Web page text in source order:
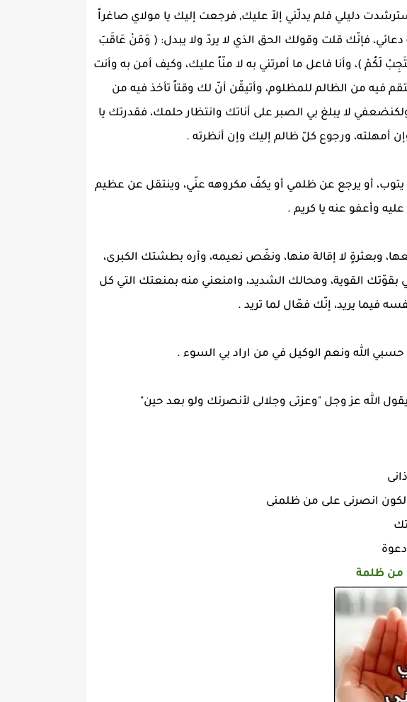
دليلي فلم يدلّني إلاّ عليك, فرجعت إليك يا مولاي صاغراً
دعائي، فإنّك قلت وقولك الحق الذي ﻻ يردّ ولا يبدل: ( وَمَنْ عَاقَبَ
)، وأنا فاعل ما أمرتني به لا منّاً عليك، وكيف أمن به وأنت
فيه من الظالم للمظلوم، وأتيقّن أنّ لك وقتاً تأخذ فيه من
ﻻ يبلغ بي الصبر على أناتك وانتظار حلمك، فقدرتك يا
ورجوع كلّ ظالم إليك وإن أنظرته .
يتوب، أو يرجع عن ظلمي أو يكفّ مكروهه عنّي، وينتقل عن عظيم
وأعفو عنه يا كريم .
وبعثرةٍ ﻻ إقالة منها، ونغّص نعيمه، وأره بطشتك الكبرى،
القوية، ومحالك الشديد، وامنعني منه بمنعتك التي كل
فيما يريد، إنّك فعّال لما تريد .
الله ونعم الوكيل في من اراد بي السوء .
الله عز وجل "وعزتى وجلالى لأنصرنك ولو بعد حين"
انصرنى على من ظلمنى
دعوة
من ظلمة